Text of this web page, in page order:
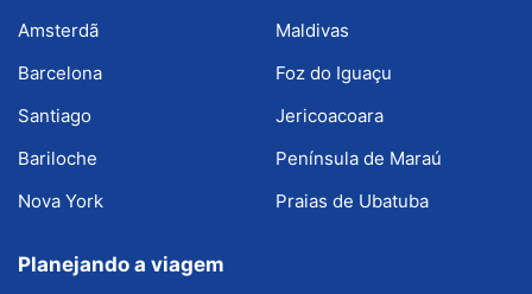
Amsterdã
Barcelona
Santiago
Bariloche
Nova York
Maldivas
Foz do Iguaçu
Jericoacoara
Península de Maraú
Praias de Ubatuba
Planejando a viagem